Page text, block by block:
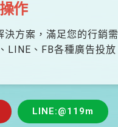
作
決方案，滿足您的行銷需
LINE、FB各種廣告投放
LINE:@119m